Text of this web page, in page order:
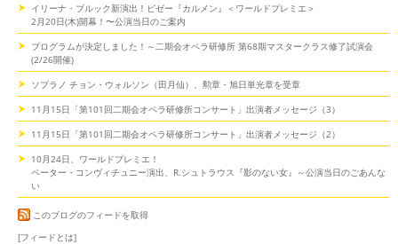
イリーナ・ブルック新演出！ビゼー『カルメン』＜ワールドプレミエ＞
2月20日(木)開幕！〜公演当日のご案内
プログラムが決定しました！～二期会オペラ研修所 第68期マスタークラス修了試演会
(2/26開催)
ソプラノ チョン・ウォルソン（田月仙）、勲章・旭日単光章を受章
11月15日「第101回二期会オペラ研修所コンサート」出演者メッセージ（3）
11月15日「第101回二期会オペラ研修所コンサート」出演者メッセージ（2）
10月24日、ワールドプレミエ！
ペーター・コンヴィチュニー演出、R.シュトラウス『影のない女』～公演当日のごあんな
い
このブログのフィードを取得
[フィードとは]